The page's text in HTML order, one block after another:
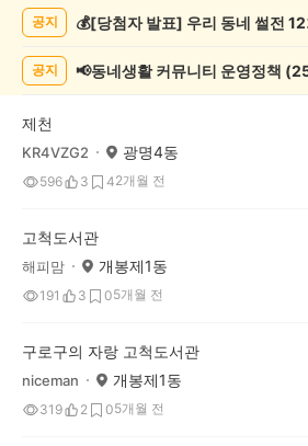
글
공지
공지 📢동네생활 커뮤니티 운영정책
제천
KR4VZG2 광명4동
596 3 42개월 전
고척도서관
해피맘 개봉제1동
191 3 05개월 전
구로구의 자랑 고척도서관
niceman 개봉제1동
319 2 05개월 전